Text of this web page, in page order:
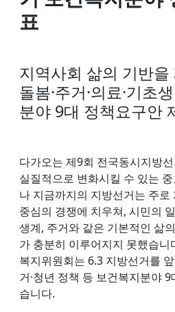
표
지역사회 삶의 기반
돌봄·주거·의료·기초
분야 9대 정책요구안
다가오는 제9회 전국동시지방
실질적으로 변화시킬 수 있는
나 지금까지의 지방선거는 주
중심의 경쟁에 치우쳐, 시민의
생계, 주거와 같은 기본적인 삶
가 충분히 이루어지지 못했습니
복지위원회는 6.3 지방선거를 앞
거·청년 정책 등 보건복지분야
습니다.